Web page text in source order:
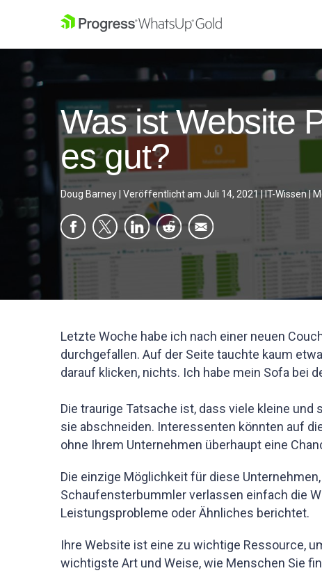
Was ist Website
es gut?
Doug Barney Veröffentlicht am Juli 14, 2021 IT-Wissen
Letzte Woche habe ich nach einer neuen
durchgefallen. Auf der Seite tauchte kaum
darauf klicken, nichts. Ich habe mein Sofa bei
Die traurige Tatsache ist, dass viele kleine
sie abschneiden. Interessenten könnten auf
ohne Ihrem Unternehmen überhaupt eine
Die einzige Möglichkeit für diese
Schaufensterbummler verlassen einfach die
Leistungsprobleme oder Ähnliches berichtet.
Ihre Website ist eine zu wichtige Ressource,
wichtigste Art und Weise, wie Menschen Sie